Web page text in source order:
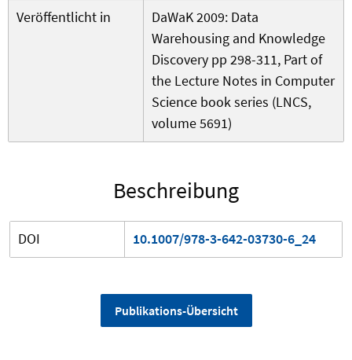
Veröffentlicht in
DaWaK 2009: Data
Warehousing and Knowledge
Discovery pp 298-311, Part of
the Lecture Notes in Computer
Science book series (LNCS,
volume 5691)
Beschreibung
DOI 10.1007/978-3-642-03730-6_24
Publikations-Übersicht